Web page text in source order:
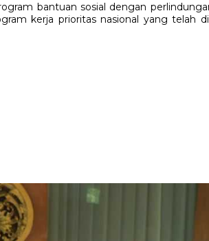
bantuan sosial dengan
kerja prioritas nasional yang telah